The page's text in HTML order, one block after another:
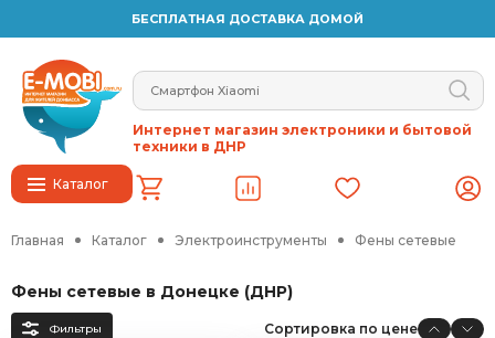
БЕСПЛАТНАЯ ДОСТАВКА ДОМОЙ
Каталог
Интернет магазин электроники и бытовой
техники в ДНР
Главная Каталог Электроинструменты Фены сетевые
Фены сетевые в Донецке (ДНР)
Фильтры Сортировка по цене